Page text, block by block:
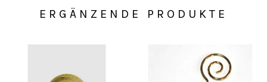
ERGÄNZENDE PRODUKTE